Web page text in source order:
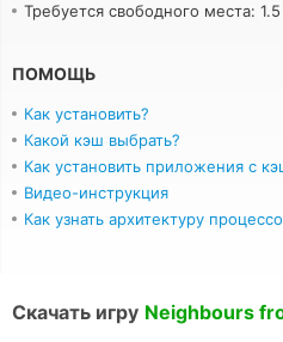
Требуется свободного места:
ПОМОЩЬ
Как установить?
Какой кэш выбрать?
Как установить приложения с
Видео-инструкция
Как узнать архитектуру
Скачать игру Neighbours